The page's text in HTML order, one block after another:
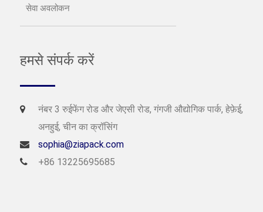
सेवा अवलोकन
हमसे संपर्क करें
नंबर 3 रुईफेंग रोड और जेएसी रोड, गंगजी औद्योगिक पार्क, हेफ़ेई,
अनहुई, चीन का क्रॉसिंग
sophia@ziapack.com
+86 13225695685